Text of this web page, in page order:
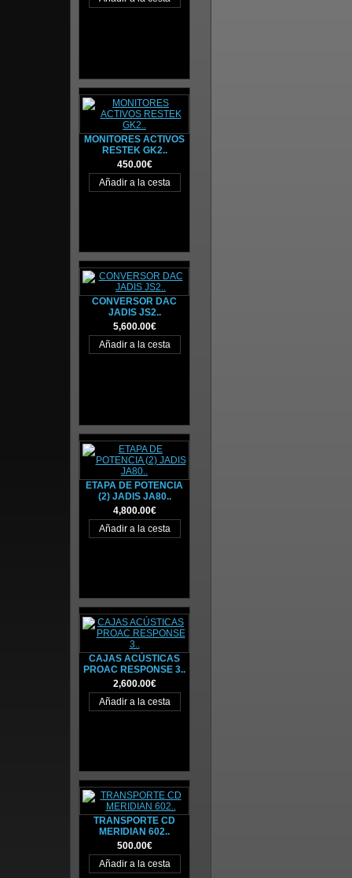
MONITORES ACTIVOS
RESTEK GK2..
450.00€
CONVERSOR DAC
JADIS JS2..
5,600.00€
ETAPA DE POTENCIA
(2) JADIS JA80..
4,800.00€
CAJAS ACÚSTICAS
PROAC RESPONSE 3..
2,600.00€
TRANSPORTE CD
MERIDIAN 602..
500.00€